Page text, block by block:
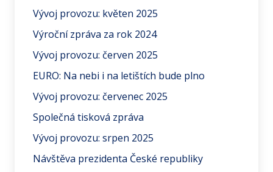
Vývoj provozu: květen 2025
Výroční zpráva za rok 2024
Vývoj provozu: červen 2025
EURO: Na nebi i na letištích bude plno
Vývoj provozu: červenec 2025
Společná tisková zpráva
Vývoj provozu: srpen 2025
Návštěva prezidenta České republiky